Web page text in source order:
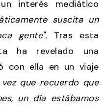
interés mediático
suscita un
gente". Tras esta
ha revelado una
con ella en un viaje
vez que recuerdo que
un día estábamos